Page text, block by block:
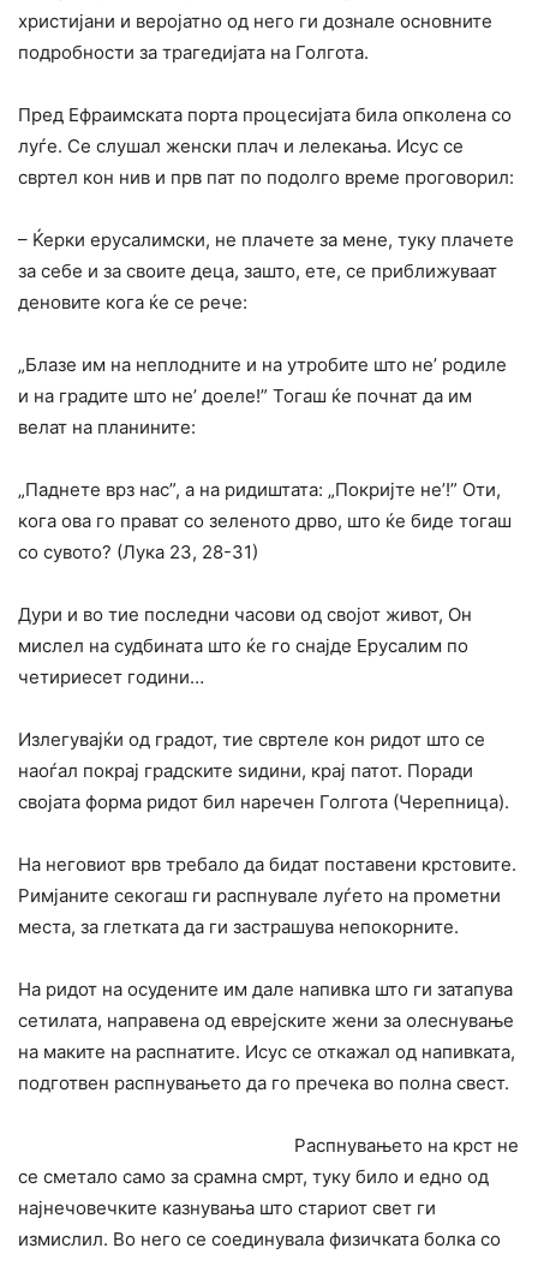
христијани и веројатно од него ги дознале основните
подробности за трагедијата на Голгота.
Пред Ефраимската порта процесијата била опколена co
луѓе. Се слушал женски плач и лелекања. Исус се
свртел кон нив и прв пат по подолго време проговорил:
– Ќерки ерусалимски, не плачете за мене, туку плачете
за себе и за своите деца, зашто, ете, се приближуваат
деновите кога ќе се рече:
„Блазе им на неплодните и на утробите што не’ родиле
и на градите што не’ доеле!” Тогаш ќе почнат да им
велат на планините:
„Паднете врз нас”, а на ридиштата: „Покријте не’!” Оти,
кога ова го прават co зеленото дрво, што ќе биде тогаш
co сувото? (Лука 23, 28-31)
Дури и во тие последни часови од својот живот, Он
мислел на судбината што ќе го снајде Ерусалим по
четириесет години…
Излегувајќи од градот, тие свртеле кон ридот што се
наоѓал покрај градските ѕидини, крај патот. Поради
својата форма ридот бил наречен Голгота (Черепница).
На неговиот врв требало да бидат поставени крстовите.
Римјаните секогаш ги распнувале луѓето на прометни
места, за глетката да ги застрашува непокорните.
На ридот на осудените им дале напивка што ги затапува
сетилата, направена од еврејските жени за олеснување
на маките на распнатите. Исус се откажал од напивката,
подготвен распнувањето да го пречека во полна свест.
Распнувањето на крст не
се сметало само за срамна смрт, туку било и едно од
најнечовечките казнувања што стариот свет ги
измислил. Во него се соединувала физичката болка co